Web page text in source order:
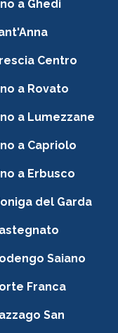
a Ghedi
Centro
a Rovato
a Lumezzane
a Capriolo
a Erbusco
del Garda
Saiano
Franca
San